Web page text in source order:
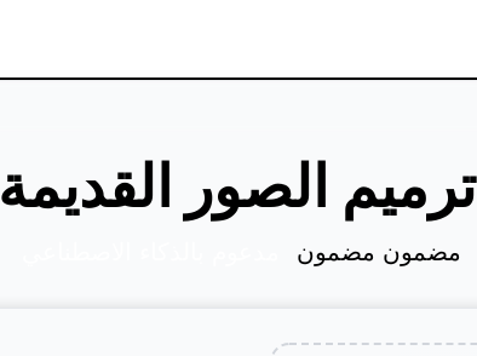
ترميم الصور القديمة
مضمون مضمون